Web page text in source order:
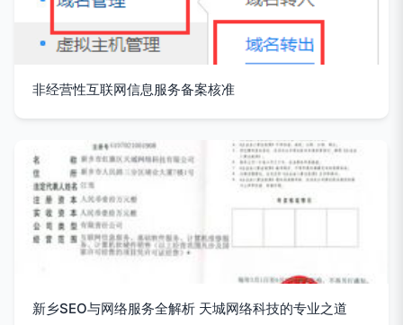
非经营性互联网信息服务备案核准
新乡SEO与网络服务全解析 天城网络科技的专业之道